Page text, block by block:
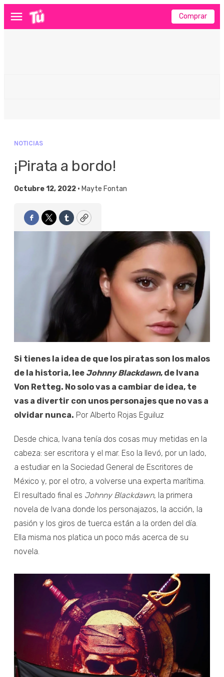
Menú Comprar
NOTICIAS
¡Pirata a bordo!
Octubre 12, 2022 • Mayte Fontan
Facebook
TwitterTumblrCopy
Si tienes la idea de que los piratas son los malos
de la historia, lee Johnny Blackdawn, de Ivana
Von Retteg. No solo vas a cambiar de idea, te
vas a divertir con unos personajes que no vas a
olvidar nunca. Por Alberto Rojas Eguiluz
Desde chica, Ivana tenía dos cosas muy metidas en la
cabeza: ser escritora y el mar. Eso la llevó, por un lado,
a estudiar en la Sociedad General de Escritores de
México y, por el otro, a volverse una experta marítima.
El resultado final es Johnny Blackdawn, la primera
novela de Ivana donde los personajazos, la acción, la
pasión y los giros de tuerca están a la orden del día.
Ella misma nos platica un poco más acerca de su
novela.